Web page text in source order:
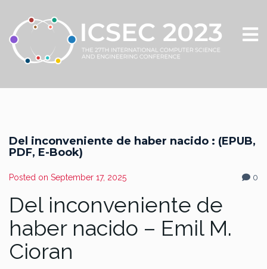
Del inconveniente de haber nacido : (EPUB,
PDF, E-Book)
Posted on September 17, 2025 0
Del inconveniente de
haber nacido – Emil M.
Cioran